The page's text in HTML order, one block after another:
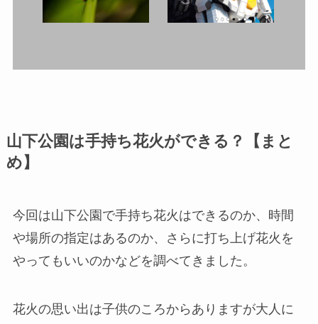
山下公園は手持ち花火ができる？【まと
め】
今回は山下公園で手持ち花火はできるのか、時間
や場所の指定はあるのか、さらに打ち上げ花火を
やってもいいのかなどを調べてきました。
花火の思い出は子供のころからありますが大人に